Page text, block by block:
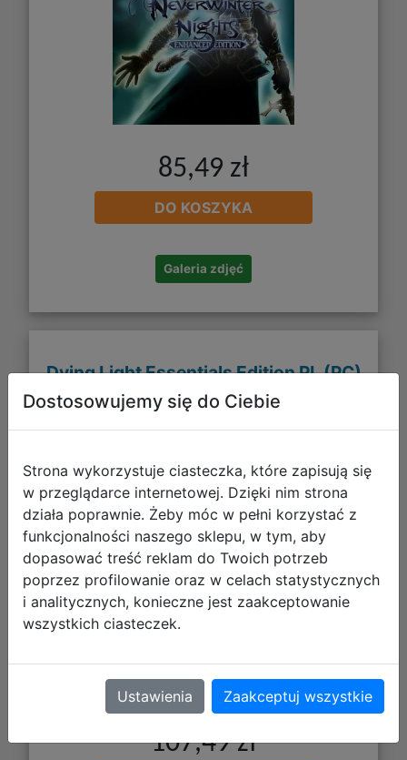
85,49 zł
DO KOSZYKA
Galeria zdjęć
Dying Light Essentials Edition PL (PC)
(klucz STEAM)
107,49 zł
Dostosowujemy się do Ciebie
Strona wykorzystuje ciasteczka, które zapisują się
w przeglądarce internetowej. Dzięki nim strona
działa poprawnie. Żeby móc w pełni korzystać z
funkcjonalności naszego sklepu, w tym, aby
dopasować treść reklam do Twoich potrzeb
poprzez profilowanie oraz w celach statystycznych
i analitycznych, konieczne jest zaakceptowanie
wszystkich ciasteczek.
Ustawienia Zaakceptuj wszystkie